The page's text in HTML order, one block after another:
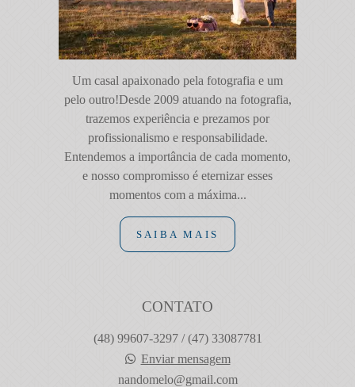
Um casal apaixonado pela fotografia e um
pelo outro!Desde 2009 atuando na fotografia,
trazemos experiência e prezamos por
profissionalismo e responsabilidade.
Entendemos a importância de cada momento,
e nosso compromisso é eternizar esses
momentos com a máxima...
SAIBA MAIS
CONTATO
(48) 99607-3297 / (47) 33087781
Enviar mensagem
nandomelo@gmail.com